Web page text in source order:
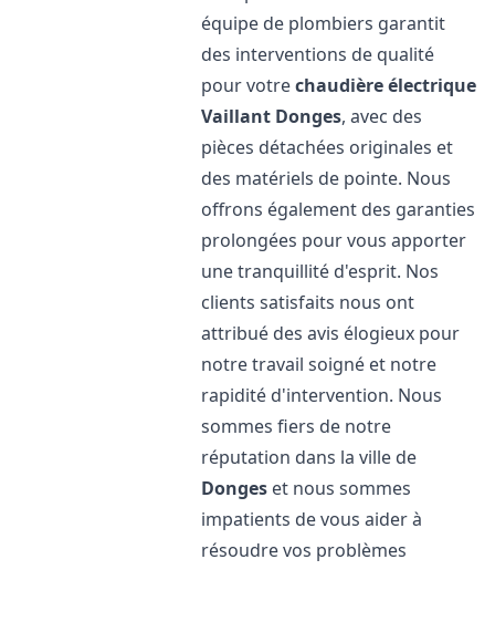
équipe de plombiers garantit
des interventions de qualité
pour votrechaudière électrique
Vaillant Donges, avec des
pièces détachées originales et
des matériels de pointe. Nous
offrons également des garanties
prolongées pour vous apporter
une tranquillité d'esprit. Nos
clients satisfaits nous ont
attribué des avis élogieux pour
notre travail soigné et notre
rapidité d'intervention. Nous
sommes fiers de notre
réputation dans la ville de
Donges et nous sommes
impatients de vous aider à
résoudre vos problèmes